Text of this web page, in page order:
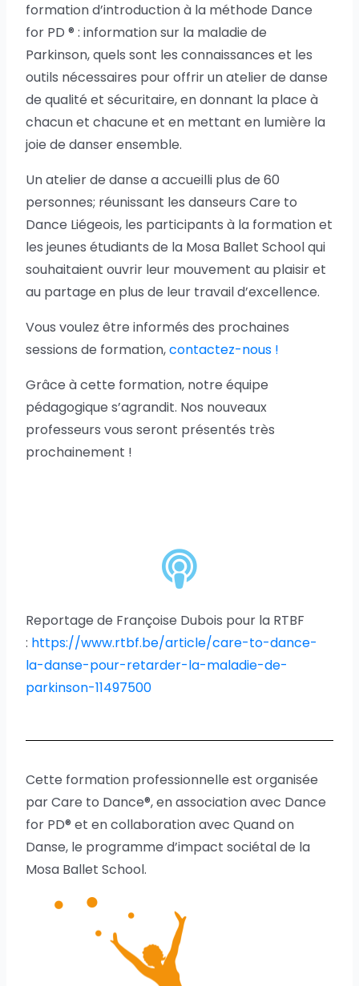
formation d’introduction à la méthode Dance
for PD ® : information sur la maladie de
Parkinson, quels sont les connaissances et les
outils nécessaires pour offrir un atelier de danse
de qualité et sécuritaire, en donnant la place à
chacun et chacune et en mettant en lumière la
joie de danser ensemble.
Un atelier de danse a accueilli plus de 60
personnes; réunissant les danseurs Care to
Dance Liégeois, les participants à la formation et
les jeunes étudiants de la Mosa Ballet School qui
souhaitaient ouvrir leur mouvement au plaisir et
au partage en plus de leur travail d’excellence.
Vous voulez être informés des prochaines
sessions de formation,contactez-nous !
Grâce à cette formation, notre équipe
pédagogique s’agrandit. Nos nouveaux
professeurs vous seront présentés très
prochainement !
Reportage de Françoise Dubois pour la RTBF
: https://www.rtbf.be/article/care-to-dance-
la-danse-pour-retarder-la-maladie-de-
parkinson-11497500
Cette formation professionnelle est organisée
par Care to Dance®, en association avec Dance
for PD® et en collaboration avec Quand on
Danse, le programme d’impact sociétal de la
Mosa Ballet School.